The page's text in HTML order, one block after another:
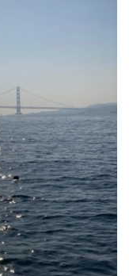
金 土 日